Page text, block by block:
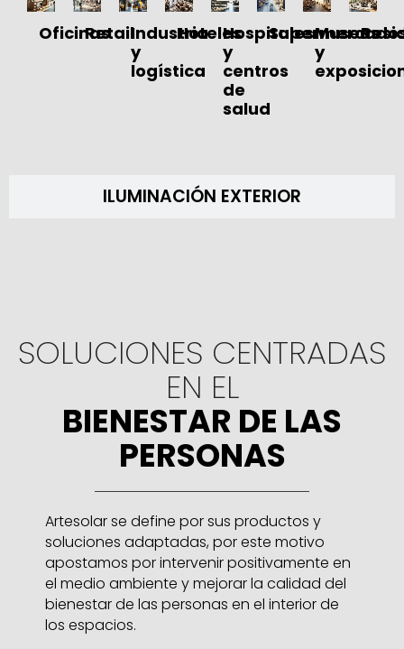
ILUMINACIÓN EXTERIOR
OficinasRetailIndustria
y
logística
HotelesHospitales
y
centros
de
salud
Museos
y
SOLUCIONES CENTRADAS
EN EL
BIENESTAR DE LAS
PERSONAS
Artesolar se define por sus productos y
soluciones adaptadas, por este motivo
apostamos por intervenir positivamente en
el medio ambiente y mejorar la calidad del
bienestar de las personas en el interior de
los espacios.